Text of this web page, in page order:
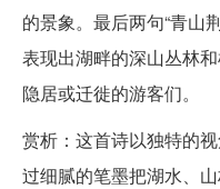
的景象。最后两句“青山
表现出湖畔的深山丛林
隐居或迁徙的游客们。
赏析：这首诗以独特的
过细腻的笔墨把湖水、